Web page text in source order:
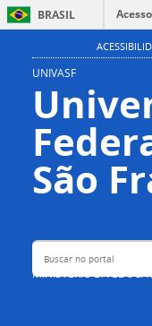
BRASIL
UNIVASF
São
MINISTÉRIO DA
Buscar no portal